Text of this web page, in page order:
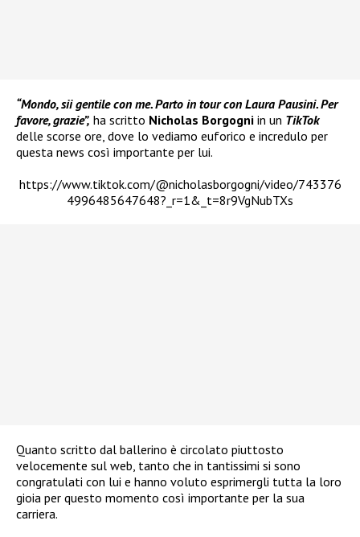
“Mondo, sii gentile con me. Parto in tour con Laura Pausini. Per
favore, grazie”, ha scritto Nicholas Borgogni in un TikTok
delle scorse ore, dove lo vediamo euforico e incredulo per
questa news così importante per lui.
https://www.tiktok.com/@nicholasborgogni/video/743376
4996485647648?_r=1&_t=8r9VgNubTXs
Quanto scritto dal ballerino è circolato piuttosto
velocemente sul web, tanto che in tantissimi si sono
congratulati con lui e hanno voluto esprimergli tutta la loro
gioia per questo momento così importante per la sua
carriera.